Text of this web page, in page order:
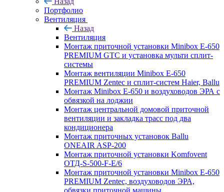
Портфолио
Вентиляция
Назад
Вентиляция
Монтаж приточной установки Minibox E-650
PREMIUM GTC и установка мульти сплит-
системы
Монтаж вентиляции Minibox E-650
PREMIUM Zentec и сплит-систем Haier, Ballu
Монтаж Minibox E-650 и воздуховодов ЭРА с
обвязкой на лоджии
Монтаж центральной домовой приточной
вентиляции и закладка трасс под два
кондиционера
Монтаж приточных установок Ballu
ONEAIR ASP-200
Монтаж приточной установки Komfovent
ОТД-S-500-F-E/6
Монтаж приточной установки Minibox E-650
PREMIUM Zentec, воздуховодов ЭРА,
обвязки приточной машины